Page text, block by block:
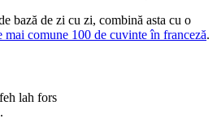
bază de zi cu zi, combină asta cu o
mai comune 100 de cuvinte în franceză.
lah fors